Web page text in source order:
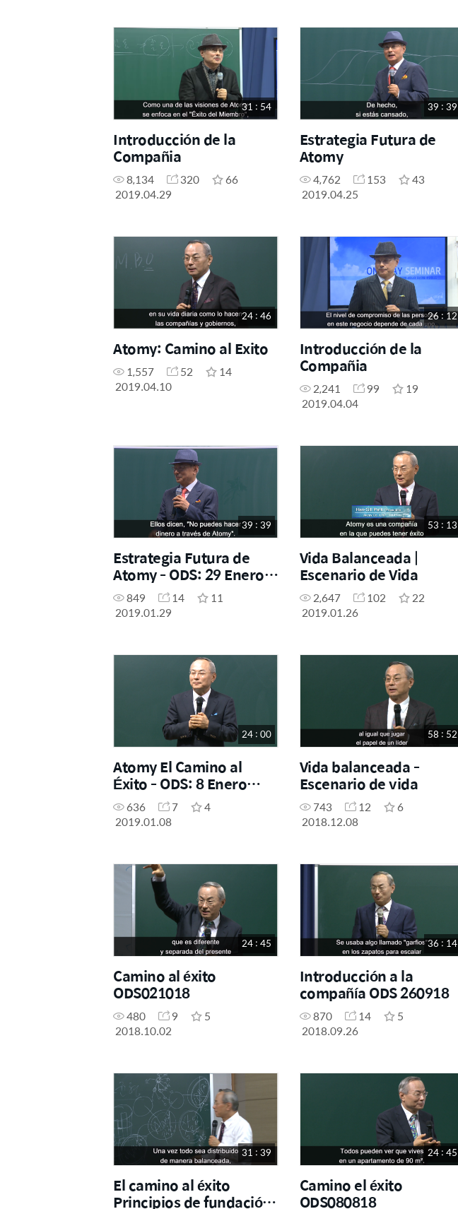
31 : 54
Introducción de la
Compañia
8,134 320
66
2019.04.29
39 : 39
Estrategia Futura de
Atomy
4,762 153
43
2019.04.25
24 : 46
Atomy: Camino al Exito
1,557 52
14
2019.04.10
26 : 12
Introducción de la
Compañia
2,241 99
19
2019.04.04
39 : 39
Estrategia Futura de
Atomy - ODS: 29 Enero
2019
849 14
11
2019.01.29
53 : 13
Vida Balanceada |
Escenario de Vida
2,647 102
22
2019.01.26
24 : 00
Atomy El Camino al
Éxito - ODS: 8 Enero
2019
636 7
4
2019.01.08
58 : 52
Vida balanceada -
Escenario de vida
743 12
6
2018.12.08
24 : 45
Camino al éxito
ODS021018
480 9
5
2018.10.02
36 : 14
Introducción a la
compañía ODS 260918
870 14
5
2018.09.26
31 : 39
El camino al éxito
Principios de fundación
24 : 45
Camino el éxito
ODS080818